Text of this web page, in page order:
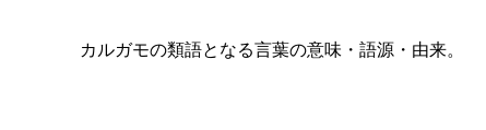
カルガモの類語となる言葉の意味・語源・由来。